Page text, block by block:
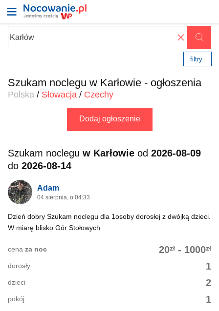
✖
filtry
Szukam noclegu w Karłowie - ogłoszenia
Polska / Słowacja / Czechy
Dodaj ogłoszenie
Szukam noclegu w Karłowie od 2026-08-09
do 2026-08-14
Adam
04 sierpnia, o 04:33
Dzień dobry Szukam noclegu dla 1osoby dorosłej z dwójką dzieci.
W miarę blisko Gór Stołowych
20zł - 1000zł
cena za noc
1
dorosły
2
dzieci
1
pokój